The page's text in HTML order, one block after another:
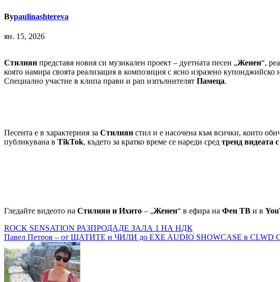
Bypaulinashtereva
ян. 15, 2026
Стилиян представя новия си музикален проект – дуетната песен „Женен“,
която намира своята реализация в композиция с ясно изразено купонджийско
Специално участие в клипа прави и рап изпълнителят Памеца.
Песента е в характерния за Стилиян стил и е насочена към всички, които
публикувана в TikTok, където за кратко време се нареди сред тренд видеата
Гледайте видеото на Стилиян и Ихито – „Женен“ в ефира на Фен ТВ и в
Навигация
ROCK SENSATION РАЗПРОДАДЕ ЗАЛА 1 НА НДК
Павел Петров – от ЩАТИТЕ и ЧИЛИ до EXE AUDIO SHOWCASE в CLWD